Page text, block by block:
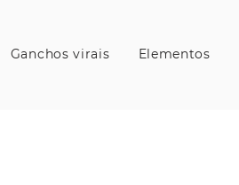
Ganchos virais Elementos